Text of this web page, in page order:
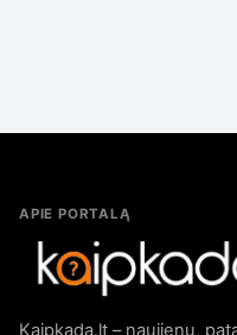
APIE PORTALĄ
Kaipkada.lt – naujienų,